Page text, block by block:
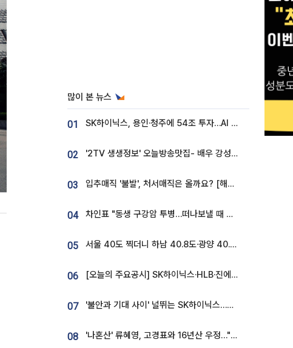
많이 본 뉴스
01 SK하이닉스, 용인·청주에 54조 투자…AI 메모리 생산기지 키운다
02 '2TV 생생정보' 오늘방송맛집- 배우 강성진 단골! 쌀국수ㆍ푸팟퐁 커리 맛집 '블○○○'
03 입추매직 '불발', 처서매직은 올까요? [해시태그]
04 차인표 "동생 구강암 투병…떠나보낼 때 가장 힘들었다”
05 서울 40도 찍더니 하남 40.8도·광양 40.2도…전국 '펄펄'
06 [오늘의 주요공시] SK하이닉스·HLB·진에어·포스코홀딩스·네이버·대우건설 등
07 '불안과 기대 사이' 널뛰는 SK하이닉스…증권가 "HBM4·LTA 기반 펀터멘털 견고"
08 '나혼산' 류혜영, 고경표와 16년산 우정…"자취방서 부모님과 마주쳐"